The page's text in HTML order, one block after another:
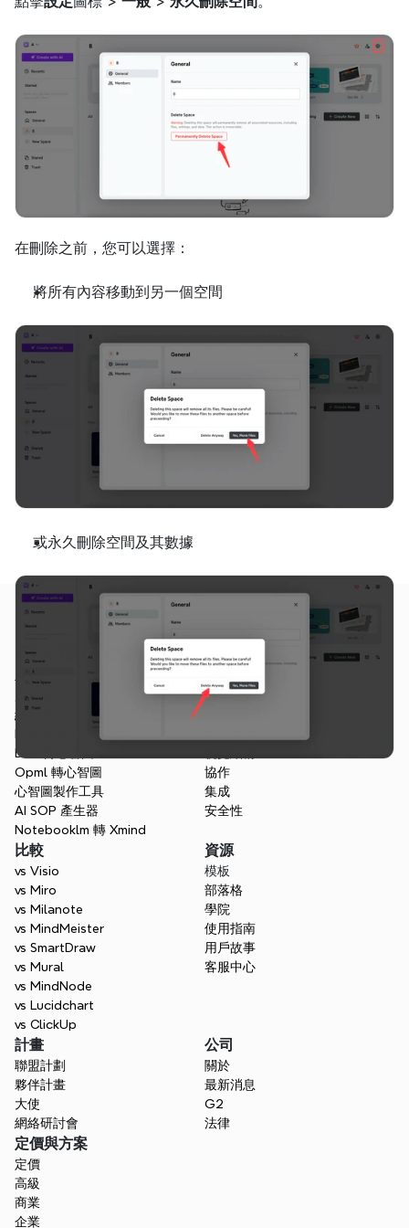
在刪除之前，您可以選擇：
將所有內容移動到另一個空間
或永久刪除空間及其數據
產品
應用程式
網頁版
Doc 轉心智圖
Opml 轉心智圖
心智圖製作工具
AI SOP 產生器
Notebooklm 轉 Xmind
概覽
協作
集成
安全性
比較
vs Visio
vs Miro
vs Milanote
vs MindMeister
vs SmartDraw
vs Mural
vs MindNode
vs Lucidchart
vs ClickUp
資源
模板
部落格
學院
使用指南
用戶故事
客服中心
計畫
聯盟計劃
夥伴計畫
大使
網絡研討會
公司
關於
最新消息
G2
法律
定價與方案
定價
高級
商業
企業